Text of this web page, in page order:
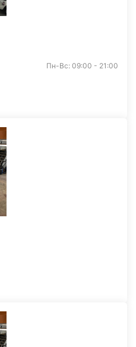
Пн-Вс: 09:00 - 21:00